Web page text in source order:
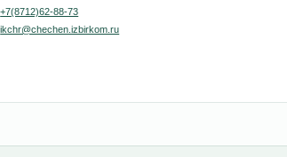
+7(8712)62-88-73
ikchr@chechen.izbirkom.ru